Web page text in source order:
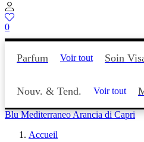
0
Parfum Voir tout Soin
Nouv. & Tend. Voir tout
Blu Mediterraneo Arancia di Capri
Accueil